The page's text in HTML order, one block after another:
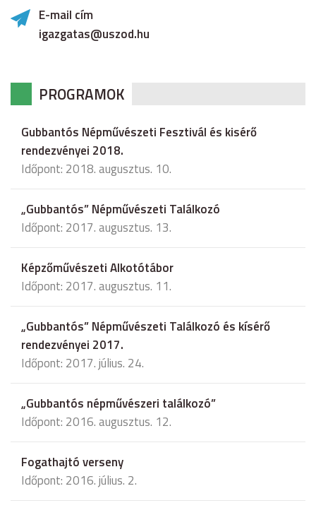
E-mail cím
igazgatas@uszod.hu
PROGRAMOK
Gubbantós Népművészeti Fesztivál és kisérő
rendezvényei 2018.
Időpont: 2018. augusztus. 10.
„Gubbantós” Népművészeti Találkozó
Időpont: 2017. augusztus. 13.
Képzőművészeti Alkotótábor
Időpont: 2017. augusztus. 11.
„Gubbantós” Népművészeti Találkozó és kísérő
rendezvényei 2017.
Időpont: 2017. július. 24.
„Gubbantós népművészeri találkozó”
Időpont: 2016. augusztus. 12.
Fogathajtó verseny
Időpont: 2016. július. 2.